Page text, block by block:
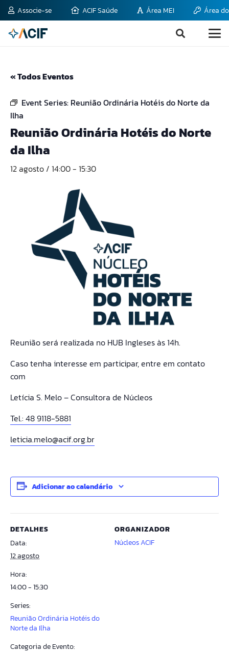
Associe-se ACIF Saúde Área MEI Área
« Todos Eventos
Event Series: Reunião Ordinária Hotéis do Norte da
Ilha
Reunião Ordinária Hotéis do Norte
da Ilha
12 agosto / 14:00- 15:30
Reunião será realizada no HUB Ingleses às 14h.
Caso tenha interesse em participar, entre em contato
com
Letícia S. Melo – Consultora de Núcleos
Tel.: 48 9118-5881
leticia.melo@acif.org.br
Adicionar ao calendário
DETALHES
Data:
12 agosto
Hora:
14:00 - 15:30
Series:
Reunião Ordinária Hotéis do
Norte da Ilha
Categoria de Evento:
ORGANIZADOR
Núcleos ACIF